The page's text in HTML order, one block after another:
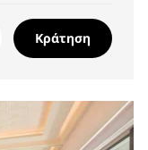
Κράτηση